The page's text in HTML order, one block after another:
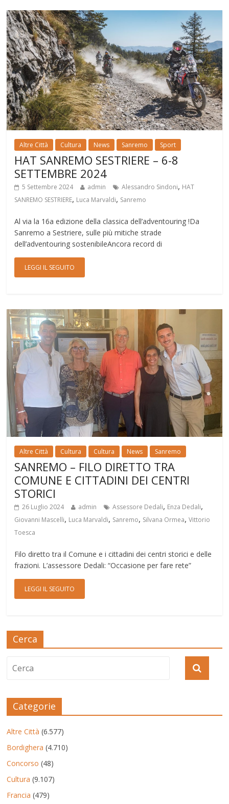
Altre Città Cultura News Sanremo Sport
HAT SANREMO SESTRIERE – 6-8
SETTEMBRE 2024
5 Settembre 2024 admin Alessandro Sindoni, HAT
SANREMO SESTRIERE, Luca Marvaldi, Sanremo
Al via la 16a edizione della classica dell’adventouring !Da
Sanremo a Sestriere, sulle più mitiche strade
dell’adventouring sostenibileAncora record di
LEGGI IL SEGUITO
Altre Città Cultura Cultura News Sanremo
SANREMO – FILO DIRETTO TRA
COMUNE E CITTADINI DEI CENTRI
STORICI
26 Luglio 2024 admin Assessore Dedali, Enza Dedali,
Giovanni Mascelli, Luca Marvaldi, Sanremo, Silvana Ormea,Vittorio
Toesca
Filo diretto tra il Comune e i cittadini dei centri storici e delle
frazioni. L’assessore Dedali: “Occasione per fare rete”
LEGGI IL SEGUITO
Cerca
Categorie
Altre Città (6.577)
Bordighera (4.710)
Concorso (48)
Cultura (9.107)
Francia (479)